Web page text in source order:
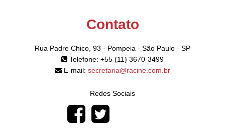
Contato
Rua Padre Chico, 93 - Pompeia - São Paulo - SP
Telefone: +55 (11) 3670-3499
E-mail: secretaria@racine.com.br
Redes Sociais